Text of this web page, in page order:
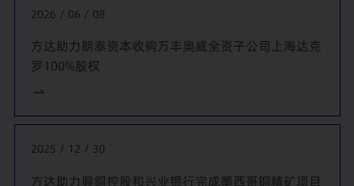
我们代表 星展银行、中国民生银行、招商银行、马来亚银行
成的境内外银团，为其向万科集团、印力集团、厚朴基金组成
的财团提供贷款，用于收购凯德集团20家境内商场提供法律服
Amer Sports提供法律服务。
2026 / 06 / 08
方达助力朗泰资本收购万丰奥威全资子公司上海达克
罗100%股权
2025 / 12 / 30
方达助力興銅控股和兴业银行完成墨西哥铜精矿项目